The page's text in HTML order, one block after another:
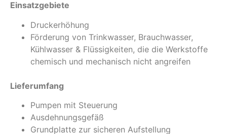
Einsatzgebiete
Druckerhöhung
Förderung von Trinkwasser, Brauchwasser,
Kühlwasser & Flüssigkeiten, die die Werkstoffe
chemisch und mechanisch nicht angreifen
Lieferumfang
Pumpen mit Steuerung
Ausdehnungsgefäß
Grundplatte zur sicheren Aufstellung